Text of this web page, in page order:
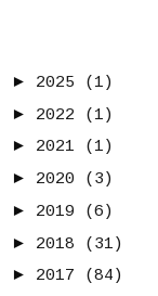
► 2025
(1)
► 2022
(1)
► 2021
(1)
► 2020
(3)
► 2019
(6)
► 2018
(31)
► 2017
(84)